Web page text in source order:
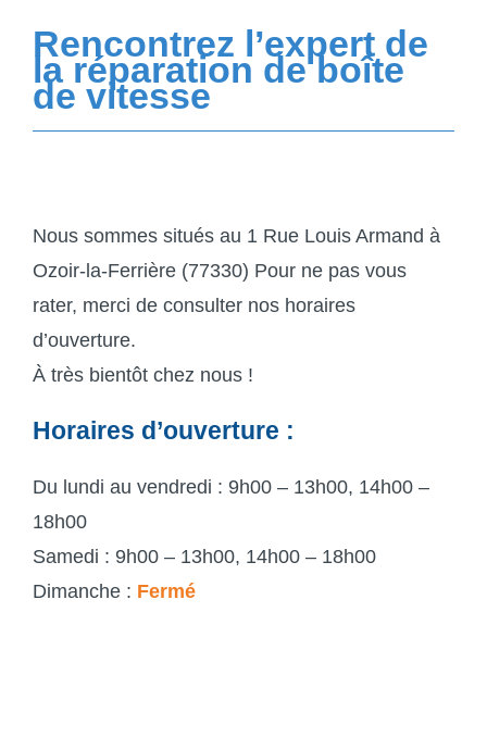
Rencontrez l’expert de
la réparation de boîte
de vitesse
Nous sommes situés au 1 Rue Louis Armand à
Ozoir-la-Ferrière (77330) Pour ne pas vous
rater, merci de consulter nos horaires
d’ouverture.
À très bientôt chez nous !
Horaires d’ouverture :
Du lundi au vendredi : 9h00 – 13h00, 14h00 –
18h00
Samedi : 9h00 – 13h00, 14h00 – 18h00
Dimanche : Fermé